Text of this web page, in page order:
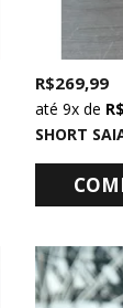
R$ 269,99
9xde